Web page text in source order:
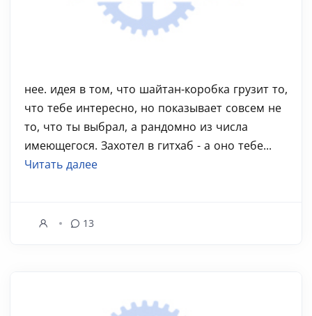
нее. идея в том, что шайтан-коробка грузит то,
что тебе интересно, но показывает совсем не
то, что ты выбрал, а рандомно из числа
имеющегося. Захотел в гитхаб - а оно тебе...
Читать далее
13